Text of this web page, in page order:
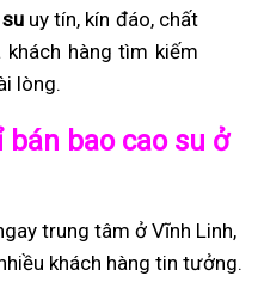
uy tín, kín đáo, chất
hàng tìm kiếm
lòng.
bao cao su ở
trung tâm ở Vĩnh Linh,
khách hàng tin tưởng.